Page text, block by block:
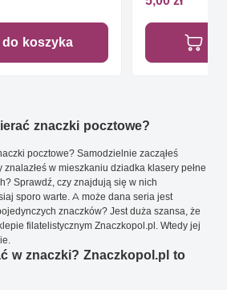
koszyka
znaczki pocztowe?
pocztowe? Samodzielnie zacząłeś
w mieszkaniu dziadka klasery pełne
Sprawdź, czy znajdują się w nich
sporo warte. A może dana seria jest
znaczków? Jest duża szansa, że
filatelistycznym Znaczkopol.pl. Wtedy jej
w znaczki? Znaczkopol.pl to